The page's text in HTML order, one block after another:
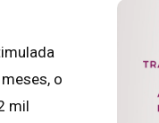
o
mil